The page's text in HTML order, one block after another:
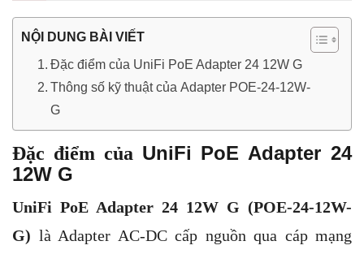
G
(Hàng
Hãng)
lượng
NỘI DUNG BÀI VIẾT
Đặc điểm của UniFi PoE Adapter 24 12W G
Thông số kỹ thuật của Adapter POE-24-12W-
G
Đặc điểm của UniFi PoE Adapter 24
12W G
UniFi PoE Adapter 24 12W G (POE-24-12W-
G) là Adapter AC-DC cấp nguồn qua cáp mạng